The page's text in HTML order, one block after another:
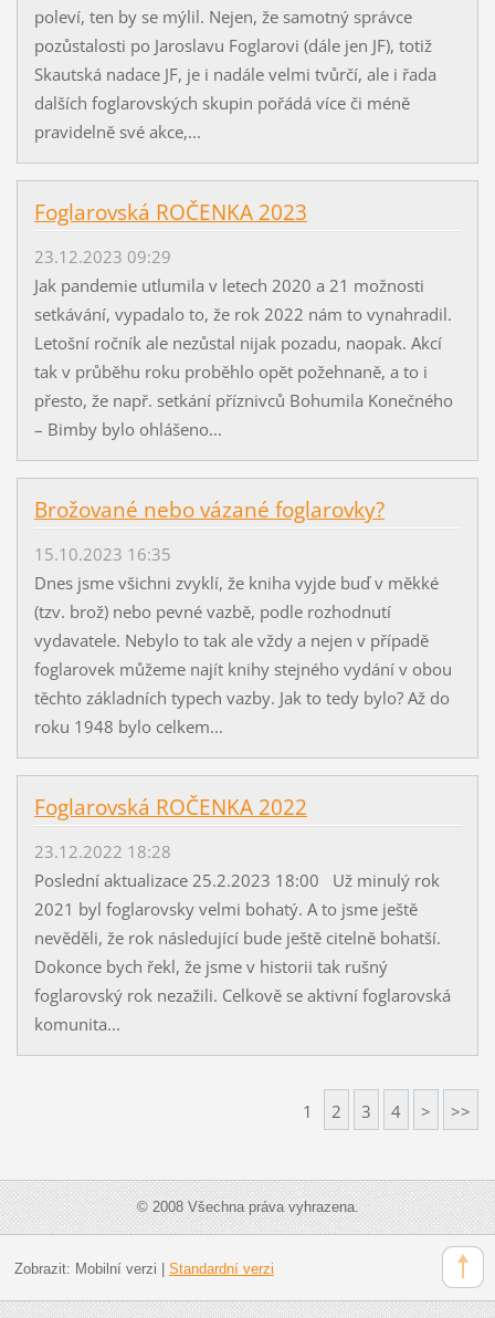
poleví, ten by se mýlil. Nejen, že samotný správce
pozůstalosti po Jaroslavu Foglarovi (dále jen JF), totiž
Skautská nadace JF, je i nadále velmi tvůrčí, ale i řada
dalších foglarovských skupin pořádá více či méně
pravidelně své akce,...
Foglarovská ROČENKA 2023
23.12.2023 09:29
Jak pandemie utlumila v letech 2020 a 21 možnosti
setkávání, vypadalo to, že rok 2022 nám to vynahradil.
Letošní ročník ale nezůstal nijak pozadu, naopak. Akcí
tak v průběhu roku proběhlo opět požehnaně, a to i
přesto, že např. setkání příznivců Bohumila Konečného
– Bimby bylo ohlášeno...
Brožované nebo vázané foglarovky?
15.10.2023 16:35
Dnes jsme všichni zvyklí, že kniha vyjde buď v měkké
(tzv. brož) nebo pevné vazbě, podle rozhodnutí
vydavatele. Nebylo to tak ale vždy a nejen v případě
foglarovek můžeme najít knihy stejného vydání v obou
těchto základních typech vazby. Jak to tedy bylo? Až do
roku 1948 bylo celkem...
Foglarovská ROČENKA 2022
23.12.2022 18:28
Poslední aktualizace 25.2.2023 18:00 Už minulý rok
2021 byl foglarovsky velmi bohatý. A to jsme ještě
nevěděli, že rok následující bude ještě citelně bohatší.
Dokonce bych řekl, že jsme v historii tak rušný
foglarovský rok nezažili. Celkově se aktivní foglarovská
komunita...
1 2 3 4 > >>
© 2008 Všechna práva vyhrazena.
Zobrazit: Mobilní verzi Standardní verzi